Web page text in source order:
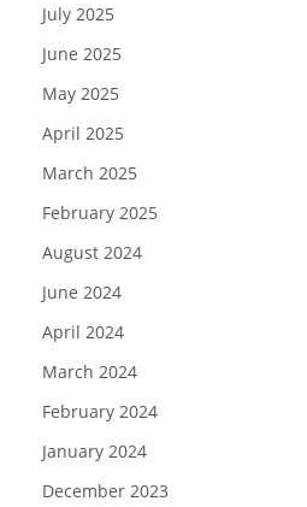
July 2025
June 2025
May 2025
April 2025
March 2025
February 2025
August 2024
June 2024
April 2024
March 2024
February 2024
January 2024
December 2023